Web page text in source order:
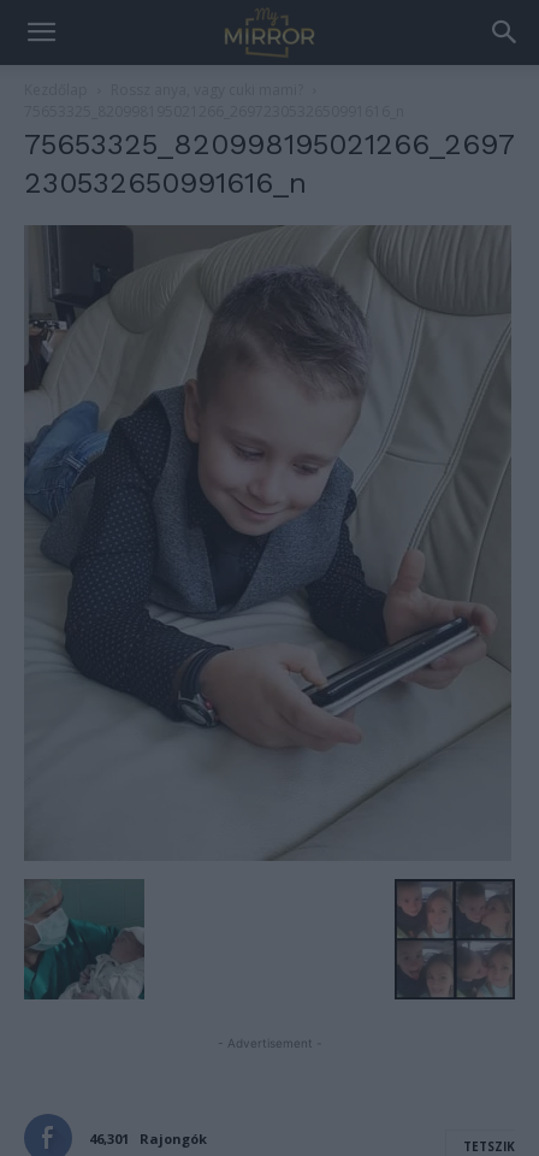
75653325_820998195021266_2697
230532650991616_n
- Advertisement -
46,301 Rajongók TETSZIK